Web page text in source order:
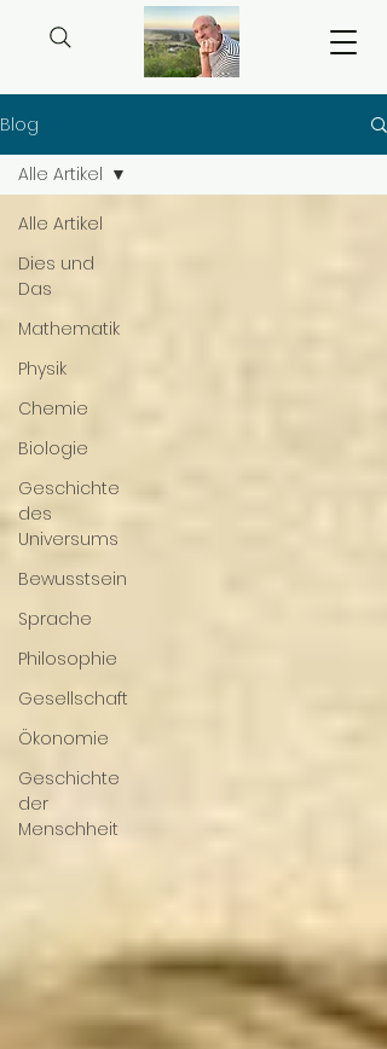
Blog
Alle Artikel
Dies und
Das
Mathematik
Physik
Chemie
Biologie
Geschichte
des
Universums
Bewusstsein
Sprache
Philosophie
Gesellschaft
Ökonomie
Geschichte
der
Menschheit
Alle Artikel